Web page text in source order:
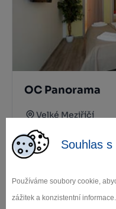
Souhlas
Používáme soubory cookie,
zážitek a konzistentní
OC Panorama
Velké Meziříčí